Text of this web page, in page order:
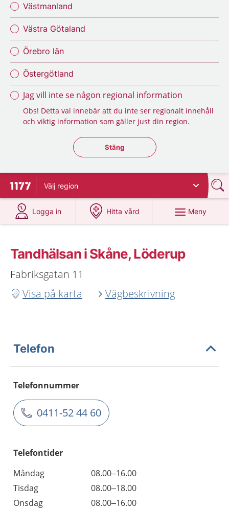
Västmanland
Västra Götaland
Örebro län
Östergötland
Jag vill inte se någon regional information
Obs! Detta val innebär att du inte ser regionalt innehåll
och viktig information som gäller just din region.
Stäng regionsväljaren
Stäng
Till startsidan för 1177
Välj region
Logga in
på 1177.se
Hitta vård
på 1177.se
Meny
Tandhälsan i Skåne, Löderup
Fabriksgatan 11
Visa på karta
Vägbeskrivning
Telefon
Telefonnummer
0411-52 44 60
Telefontider
Måndag
08.00–16.00
Tisdag
08.00–18.00
Onsdag
08.00–16.00